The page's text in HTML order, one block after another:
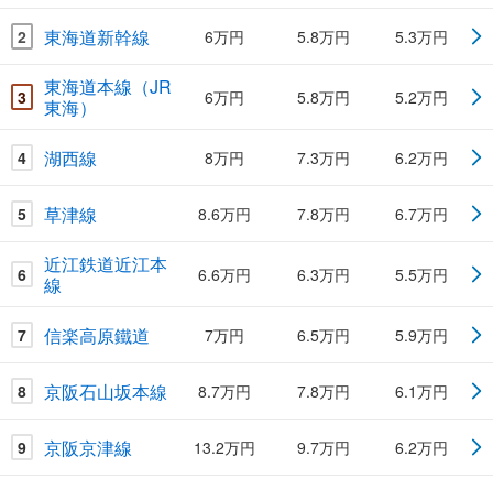
2 東海道新幹線 6万円 5.8万円 5.3万円
3
東海道本線（JR
東海）
6万円 5.8万円 5.2万円
4 湖西線 8万円 7.3万円 6.2万円
5 草津線 8.6万円 7.8万円 6.7万円
6
近江鉄道近江本
線
6.6万円 6.3万円 5.5万円
7 信楽高原鐵道 7万円 6.5万円 5.9万円
8 京阪石山坂本線 8.7万円 7.8万円 6.1万円
9 京阪京津線 13.2万円 9.7万円 6.2万円